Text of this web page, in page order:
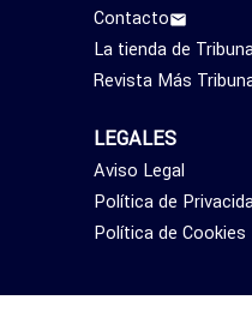
Contacto
La tienda de
Revista Más
LEGALES
Aviso Legal
Política de
Política de Cookies